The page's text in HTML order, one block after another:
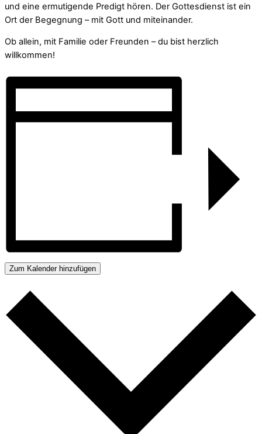
und eine ermutigende Predigt hören. Der Gottesdienst ist ein
Ort der Begegnung – mit Gott und miteinander.
Ob allein, mit Familie oder Freunden – du bist herzlich
willkommen!
Zum Kalender hinzufügen